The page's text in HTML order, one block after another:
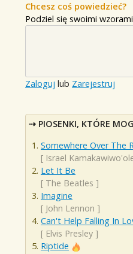
Chcesz coś powiedzieć?
Podziel się swoimi
Zaloguj lub Zarejestruj
PIOSENKI, KTÓRE
Somewhere Over The
[ Israel
Let It Be
[ The Beatles ]
Imagine
[ John Lennon ]
Can't Help Falling In
[ Elvis Presley ]
Riptide